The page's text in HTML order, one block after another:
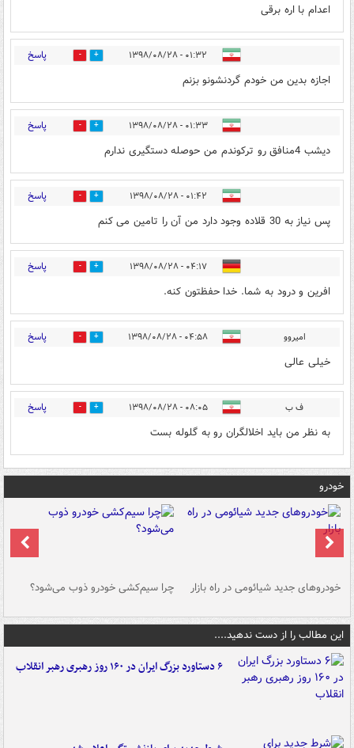
اعدام با اره برقی
۰۱:۳۲ - ۱۳۹۸/۰۸/۲۸ 1 پاسخ
اجازه بدین من خودم گردنشونو بزنم
۰۱:۳۳ - ۱۳۹۸/۰۸/۲۸ 0 پاسخ
دیشب 4منافق رو ترکوندم من حوصله دستگیری ندارم
۰۱:۴۲ - ۱۳۹۸/۰۸/۲۸ 0 پاسخ
پس نیاز به 30 قلاده وجود دارد من آن را تامین می کنم
۰۴:۱۷ - ۱۳۹۸/۰۸/۲۸ 0 پاسخ
افرین و درود به شما. خدا حفظتون کنه.
امیروو ۰۴:۵۸ - ۱۳۹۸/۰۸/۲۸ 0 پاسخ
خیلی عالی
ف ب ۰۸:۰۵ - ۱۳۹۸/۰۸/۲۸ 0 پاسخ
به نظر من باید اخلالگران رو به گلوله بست
خودرو
خودروهای جدید شیائومی در راه بازار چرا سیم‌کشی خودرو ذوب می‌شود؟
این مطالب را از دست ندهید....
۶ دستاورد بزرگ ایران در ۱۶۰ روز رهبری رهبر انقلاب